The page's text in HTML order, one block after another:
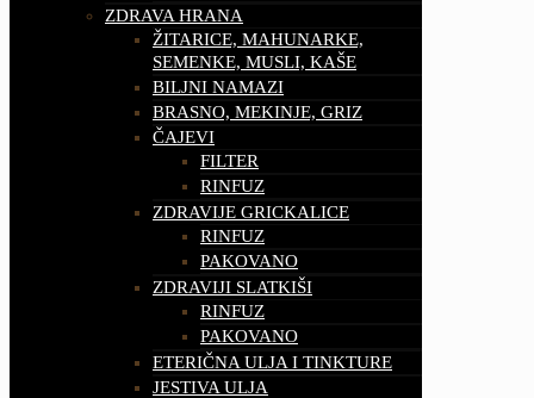
ZDRAVA HRANA
ŽITARICE, MAHUNARKE,
SEMENKE, MUSLI, KAŠE
BILJNI NAMAZI
BRASNO, MEKINJE, GRIZ
ČAJEVI
FILTER
RINFUZ
ZDRAVIJE GRICKALICE
RINFUZ
PAKOVANO
ZDRAVIJI SLATKIŠI
RINFUZ
PAKOVANO
ETERIČNA ULJA I TINKTURE
JESTIVA ULJA